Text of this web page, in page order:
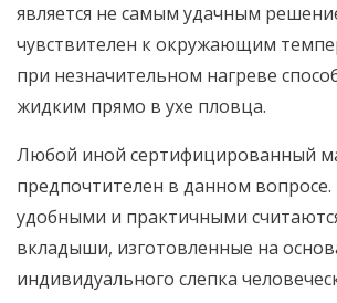
является не самым удачным
чувствителен к окружающим
при незначительном нагреве
жидким прямо в ухе пловца.
Любой иной сертифицированный
предпочтителен в данном вопросе.
удобными и практичными
вкладыши, изготовленные на
индивидуального слепка